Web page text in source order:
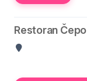
Restoran Čepo